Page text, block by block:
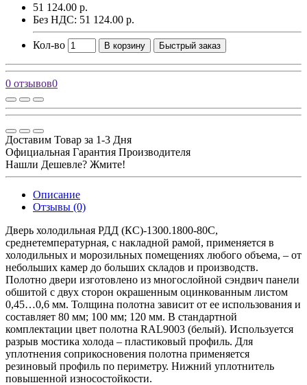
51 124.00 р.
Без НДС: 51 124.00 р.
Кол-во В корзину Быстрый заказ
0 отзывов0
Доставим Товар за 1-3 Дня
Официальная Гарантия Производителя
Нашли Дешевле? Жмите!
Описание
Отзывы (0)
Дверь холодильная РДД (КС)-1300.1800-80С,
среднетемпературная, с накладной рамой, применяется в
холодильных и морозильных помещениях любого объема, – от
небольших камер до больших складов и производств.
Полотно двери изготовлено из многослойной сэндвич панели
обшитой с двух сторон окрашенным оцинкованным листом
0,45…0,6 мм. Толщина полотна зависит от ее использования и
составляет 80 мм; 100 мм; 120 мм. В стандартной
комплектации цвет полотна RAL9003 (белый). Используется
разрыв мостика холода – пластиковый профиль. Для
уплотнения соприкосновения полотна применяется
резиновый профиль по периметру. Нижний уплотнитель
повышенной износостойкости.